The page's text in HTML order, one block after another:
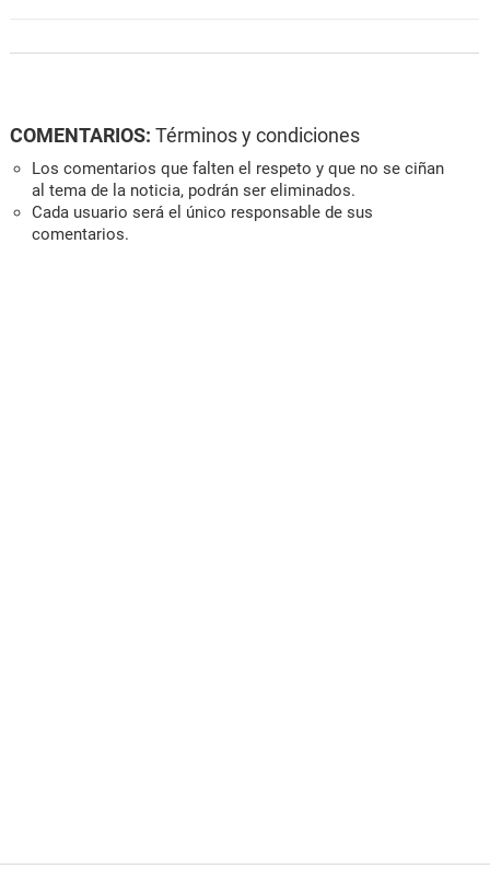
COMENTARIOS: Términos y condiciones
Los comentarios que falten el respeto y que no se ciñan
al tema de la noticia, podrán ser eliminados.
Cada usuario será el único responsable de sus
comentarios.